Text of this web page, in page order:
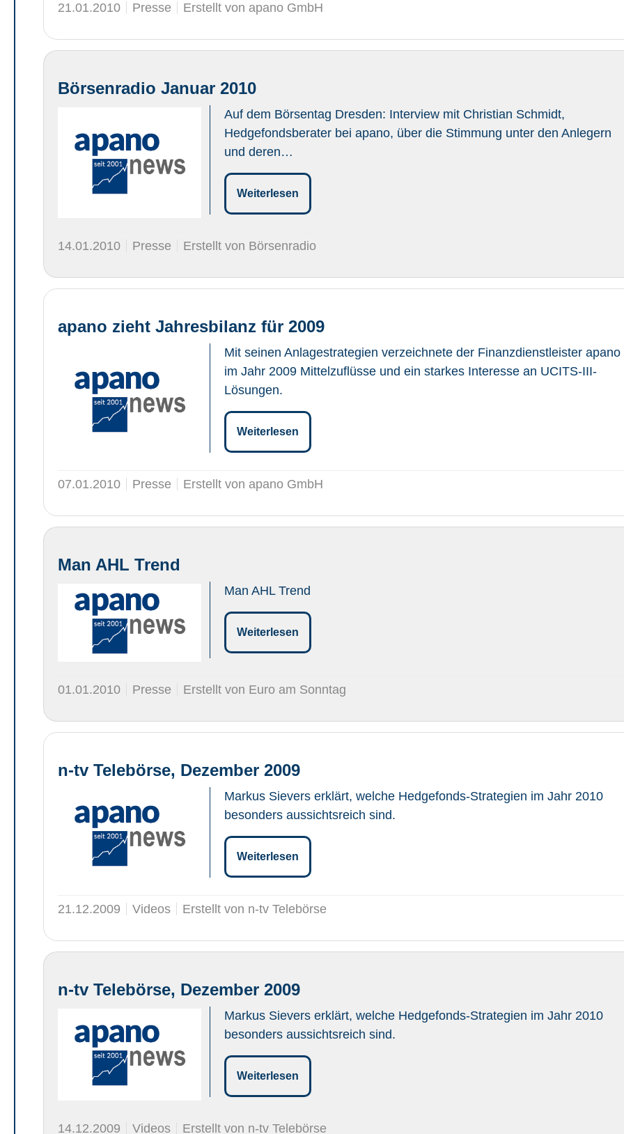
21.01.2010 Presse Erstellt von apano GmbH
Börsenradio Januar 2010
Auf dem Börsentag Dresden: Interview mit Christian Schmidt,
Hedgefondsberater bei apano, über die Stimmung unter den Anlegern
und deren…
Weiterlesen
14.01.2010 Presse Erstellt von Börsenradio
apano zieht Jahresbilanz für 2009
Mit seinen Anlagestrategien verzeichnete der Finanzdienstleister apano
im Jahr 2009 Mittelzuflüsse und ein starkes Interesse an UCITS-III-
Lösungen.
Weiterlesen
07.01.2010 Presse Erstellt von apano GmbH
Man AHL Trend
Man AHL Trend
Weiterlesen
01.01.2010 Presse Erstellt von Euro am Sonntag
n-tv Telebörse, Dezember 2009
Markus Sievers erklärt, welche Hedgefonds-Strategien im Jahr 2010
besonders aussichtsreich sind.
Weiterlesen
21.12.2009 Videos Erstellt von n-tv Telebörse
n-tv Telebörse, Dezember 2009
Markus Sievers erklärt, welche Hedgefonds-Strategien im Jahr 2010
besonders aussichtsreich sind.
Weiterlesen
14.12.2009 Videos Erstellt von n-tv Telebörse